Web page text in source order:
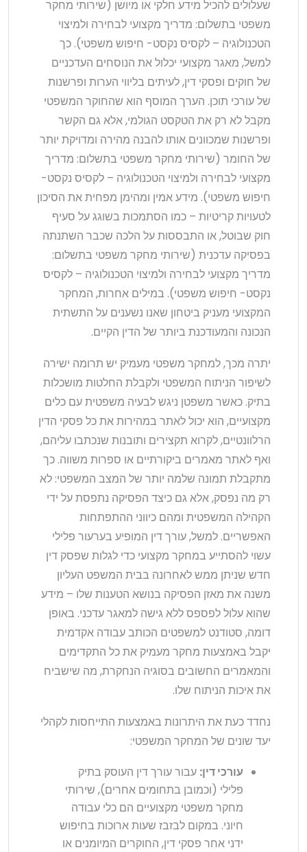
שעלולים להכיל מידע חלקי או מיושן (שירותי מחקר
משפטי בתשלום: מדריך מקצועי לבחירה ולמיצוי
הטכנולוגיה – לקסיס נקסט- חיפוש משפטי). כך
למשל, מאגר מקצועי יכלול את הנוסחים העדכניים
של חוקים ופסקי דין, לעיתים בליווי הערות ופרשנות
של עורכי תוכן. הערך המוסף הוא שהחוקר המשפטי
מקבל לא רק את הטקסט הגולמי, אלא גם הקשר
ופרשנות שמכוונים אותו להבנה מהירה ומדויקת יותר
של החומר (שירותי מחקר משפטי בתשלום: מדריך
מקצועי לבחירה ולמיצוי הטכנולוגיה – לקסיס נקסט-
חיפוש משפטי). מידע אמין ומהימן מפחית את הסיכון
לטעויות קריטיות – כמו הסתמכות בשוגג על סעיף
חוק שבוטל, או התבססות על הלכה שכבר השתנתה
בפסיקה עדכנית (שירותי מחקר משפטי בתשלום:
מדריך מקצועי לבחירה ולמיצוי הטכנולוגיה – לקסיס
נקסט- חיפוש משפטי). במילים אחרות, המחקר
המקצועי מעניק ביטחון שאנו נשענים על התשתית
הנכונה והמעודכנת ביותר של הדין הקיים.
יתרה מכך, למחקר משפטי מעמיק יש תרומה ישירה
לשיפור הניתוח המשפטי ולקבלת החלטות מושכלות
בתיק. כאשר משפטן ניגש לבעיה משפטית עם כלים
מקצועיים, הוא יכול לאתר במהירות את כל פסקי הדין
הרלוונטיים, לקרוא תקצירים ותובנות שנכתבו עליהם,
ואף לאתר מאמרים ביקורתיים או ספרות משווה. כך
מתקבלת תמונה שלמה יותר של המצב המשפטי: לא
רק מה נפסק, אלא גם כיצד הפסיקה נתפסת על ידי
הקהילה המשפטית ומהם כיווני ההתפתחות
האפשריים. למשל, עורך דין המופיע בערעור פלילי
עשוי להסתייע במחקר מקצועי כדי לגלות שפסק דין
חדש שניתן ממש לאחרונה בבית המשפט העליון
משנה את מאזן הפסיקה בנושא הטענות שלו – מידע
שהוא עלול לפספס ללא גישה למאגר עדכני. באופן
דומה, סטודנט למשפטים הכותב עבודה אקדמית
יקבל באמצעות מחקר מעמיק את כל התקדימים
והמאמרים החשובים בסוגיה הנחקרת, מה שישביח
את איכות הניתוח שלו.
נחדד כעת את היתרונות באמצעות התייחסות לקהלי
יעד שונים של המחקר המשפטי:
עורכי דין: עבור עורך דין העוסק בתיק
פלילי (וכמובן בתחומים אחרים), שירותי
מחקר משפטי מקצועיים הם כלי עבודה
חיוני. במקום לבזבז שעות ארוכות בחיפוש
ידני אחר פסקי דין, החוקרים המיומנים או